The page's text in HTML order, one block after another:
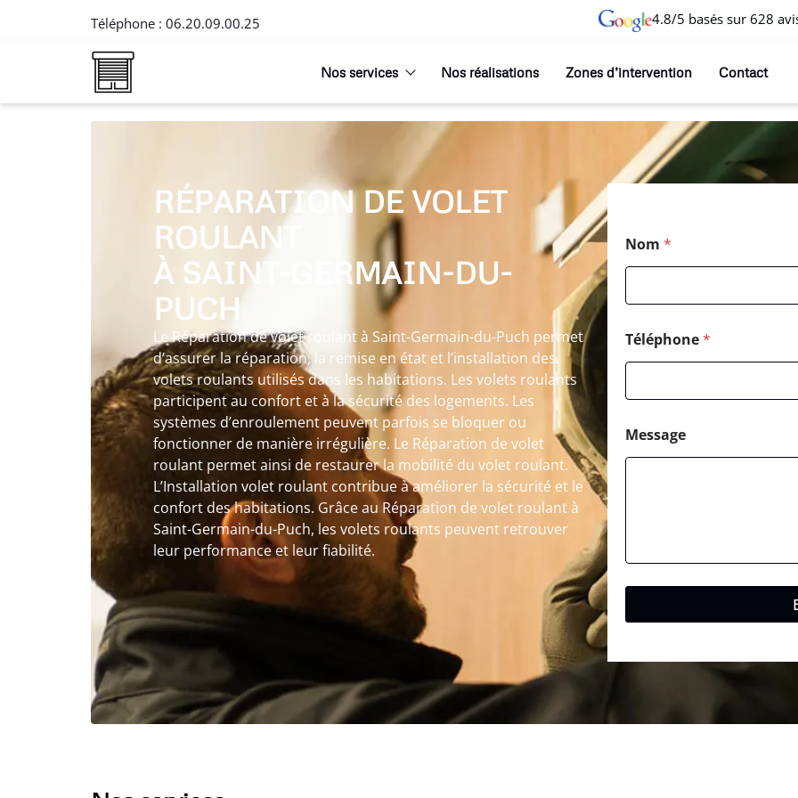
Téléphone : 06.20.09.00.25 4.8/5 basés sur 628
Nos services Nos réalisations Zones d’intervention Contact
RÉPARATION DE VOLET
ROULANT
À SAINT-GERMAIN-DU-
PUCH
Le Réparation de volet roulant à Saint-Germain-du-Puch permet
d’assurer la réparation, la remise en état et l’installation des
volets roulants utilisés dans les habitations. Les volets roulants
participent au confort et à la sécurité des logements. Les
systèmes d’enroulement peuvent parfois se bloquer ou
fonctionner de manière irrégulière. Le Réparation de volet
roulant permet ainsi de restaurer la mobilité du volet roulant.
L’Installation volet roulant contribue à améliorer la sécurité et le
confort des habitations. Grâce au Réparation de volet roulant à
Saint-Germain-du-Puch, les volets roulants peuvent retrouver
leur performance et leur fiabilité.
Nom *
Téléphone*
Message